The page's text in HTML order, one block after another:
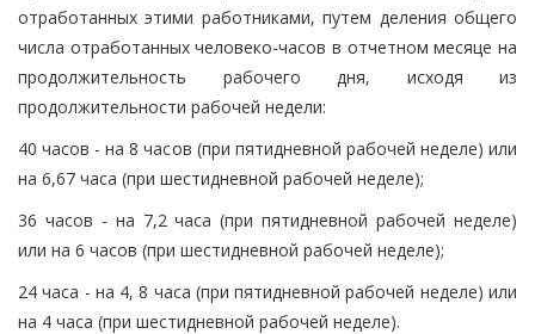
отработанных этими работниками, путем деления общего
числа отработанных человеко-часов в отчетном месяце на
продолжительность рабочего дня, исходя из
продолжительности рабочей недели:
40 часов - на 8 часов (при пятидневной рабочей неделе) или
на 6,67 часа (при шестидневной рабочей неделе);
36 часов - на 7,2 часа (при пятидневной рабочей неделе)
или на 6 часов (при шестидневной рабочей неделе);
24 часа - на 4, 8 часа (при пятидневной рабочей неделе) или
на 4 часа (при шестидневной рабочей неделе).